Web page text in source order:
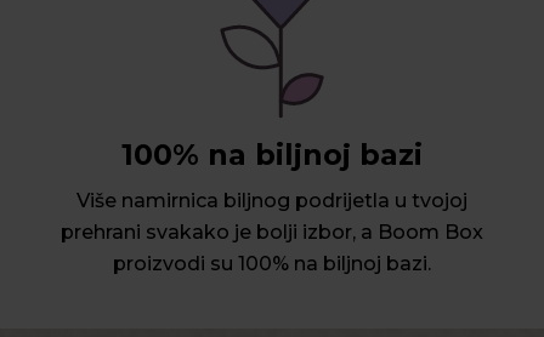
100% na biljnoj bazi
Više namirnica biljnog podrijetla u tvojoj
prehrani svakako je bolji izbor, a Boom Box
proizvodi su 100% na biljnoj bazi.